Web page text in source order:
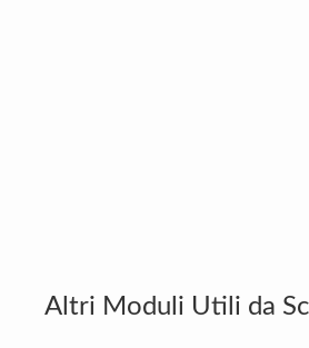
Altri Moduli Utili da